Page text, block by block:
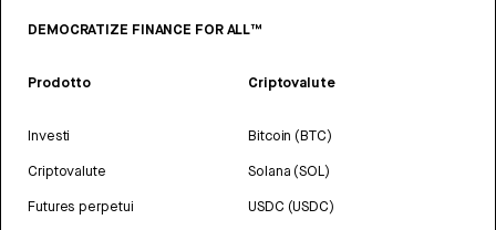
DEMOCRATIZE FINANCE FOR ALL™
Prodotto
Investi
Criptovalute
Futures perpetui
Criptovalute
Bitcoin (BTC)
Solana (SOL)
USDC (USDC)